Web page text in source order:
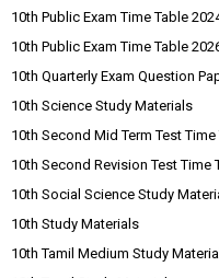
10th Public Exam Time Table
10th Public Exam Time Table
10th Quarterly Exam Question
10th Science Study Materials
10th Second Mid Term Test Time
10th Second Revision Test Time
10th Social Science Study
10th Study Materials
10th Tamil Medium Study